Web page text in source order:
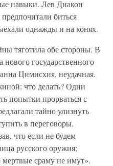
навыки. Лев Диакон
биться
однажды и на конях.
тяготила обе стороны. В
государственного
Цимисхия, неудачная.
что делать? Одни
попытки прорваться с
тайно улизнуть
в переговоры.
что если не будем
русского оружия;
сраму не имут».